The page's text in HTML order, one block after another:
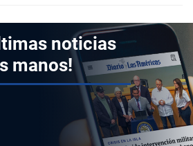
noticias
manos!